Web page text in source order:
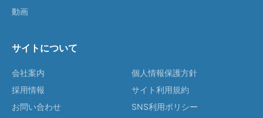
動画
サイトについて
会社案内
採用情報
お問い合わせ
個人情報保護方針
サイト利用規約
SNS利用ポリシー